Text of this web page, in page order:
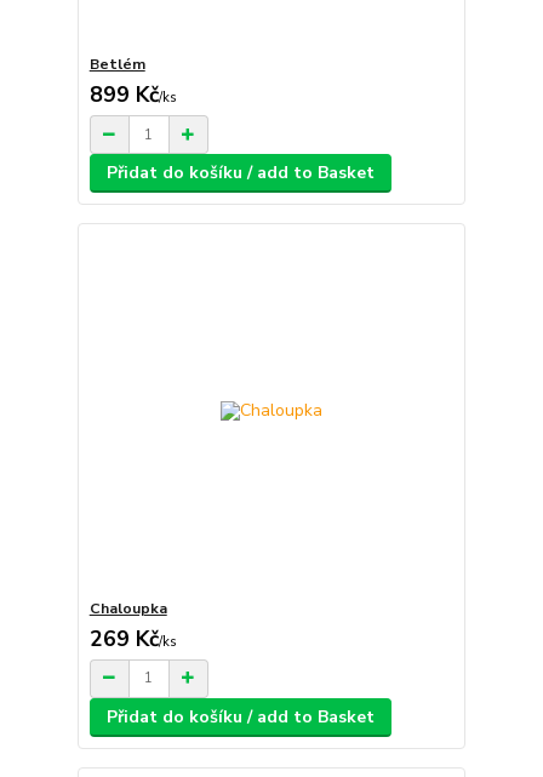
Betlém
899 Kč/ks
Přidat do košíku / add to Basket
Chaloupka
269 Kč/ks
Přidat do košíku / add to Basket